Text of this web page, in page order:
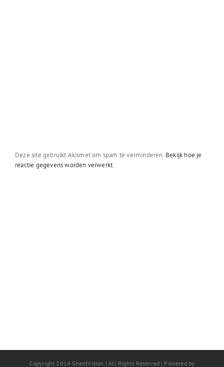
Deze site gebruikt Akismet om spam te verminderen. Bekijk hoe je
reactie gegevens worden verwerkt.
Copyright 2014 ShantVision | All Rights Reserved | Powered by